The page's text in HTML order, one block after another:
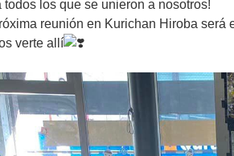
todos los que se unieron a nosotros!
reunión en Kurichan Hiroba
verte allí